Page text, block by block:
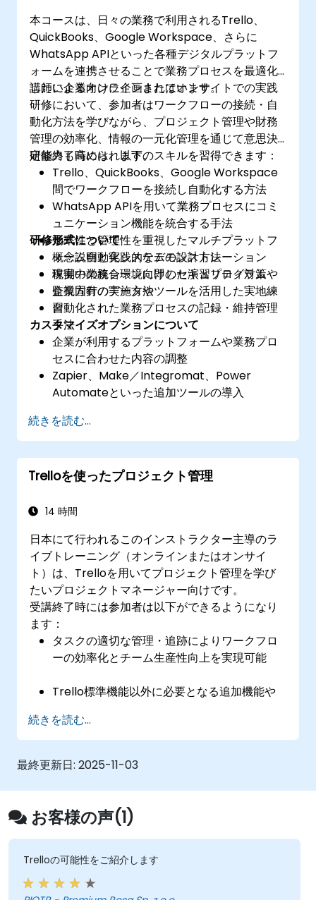
本コースは、日々の業務で利用されるTrello、
QuickBooks、Google Workspace、さらに
WhatsApp APIといった各種デジタルプラットフ
ォームを連携させることで業務プロセスを最適化
したい企業向けに企画されています。
講師によるオンラインまたはオンサイトでの実践
研修において、参加者はワークフローの接続・自
動化方法を学びながら、プロジェクト管理や財務
管理の効率化、情報の一元化管理を通じて意思決
定能力も高められます。
研修終了時には、以下のスキルを習得できます：
Trello、QuickBooks、Google Workspace
間でワークフローを接続し自動化する方法
WhatsApp APIを用いて業務プロセスにコミ
ュニケーション機能を統合する手法
効率性と管理性を重視したマルチプラットフ
ォーム自動化システムの設計方法
稼働中の統合環境向けのセキュリティ対策や
監視方針の実施方法
自動化された業務プロセスの記録・維持管理
手法
研修形式について
概念説明と実践的なデモンストレーション
現実の業務シーンに即した演習プログラム
企業固有のデータやツールを活用した実地練
習
カスタマイズオプションについて
企業が利用するプラットフォームや業務プロ
セスに合わせた内容の調整
Zapier、Make／Integromat、Power
Automateといった追加ツールの導入
設計支援
続きを読む...
Trelloを使ったプロジェクト管理
14 時間
日本にて行われるこのインストラクター主導のラ
イブトレーニング（オンラインまたはオンサイ
ト）は、Trelloを用いてプロジェクト管理を学び
たいプロジェクトマネージャー向けです。
受講終了時には参加者は以下ができるようになり
ます：
タスクの適切な管理・追跡によりワークフロ
ーの効率化とチーム生産性向上を実現可能
Trello標準機能以外に必要となる追加機能や
管理も対応可能
Trelloで複数プロジェクトを順調に整理でき
続きを読む...
最終更新日: 2025-11-03
お客様の声(1)
Trelloの可能性をご紹介します